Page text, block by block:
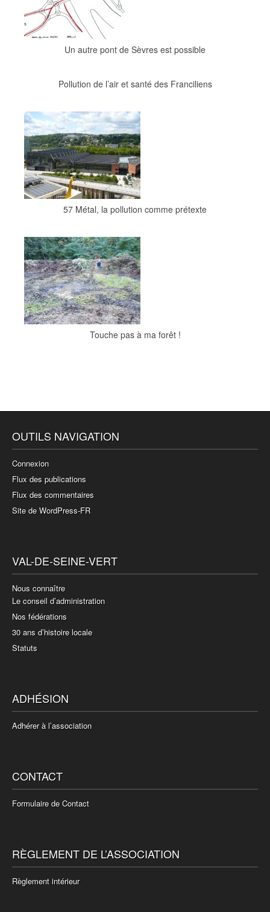
Un autre pont de Sèvres est possible
Pollution de l’air et santé des Franciliens
57 Métal, la pollution comme prétexte
Touche pas à ma forêt !
OUTILS NAVIGATION
Connexion
Flux des publications
Flux des commentaires
Site de WordPress-FR
VAL-DE-SEINE-VERT
Nous connaître
Le conseil d’administration
Nos fédérations
30 ans d’histoire locale
Statuts
ADHÉSION
Adhérer à l’association
CONTACT
Formulaire de Contact
RÈGLEMENT DE L’ASSOCIATION
Règlement intérieur